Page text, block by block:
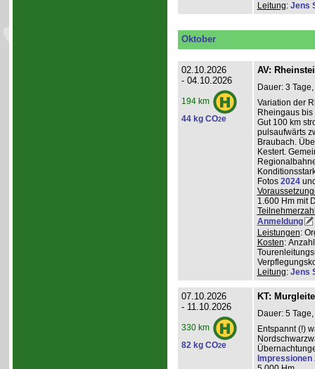
Leitung: Jens
Oktober
02.10.2026
- 04.10.2026
194 km
44 kg CO2e
AV:
Dauer: 3
Variation der
Rheingaus
Gut 100 km
pulsaufwärts
Braubach.
Kestert.
Fotos 2024
1.600 Hm mit
Anmeldung
Leistungen:
Kosten:
Leitung: Jens
07.10.2026
- 11.10.2026
330 km
82 kg CO2e
KT:
Dauer: 5
Entspannt (!)
Impressionen